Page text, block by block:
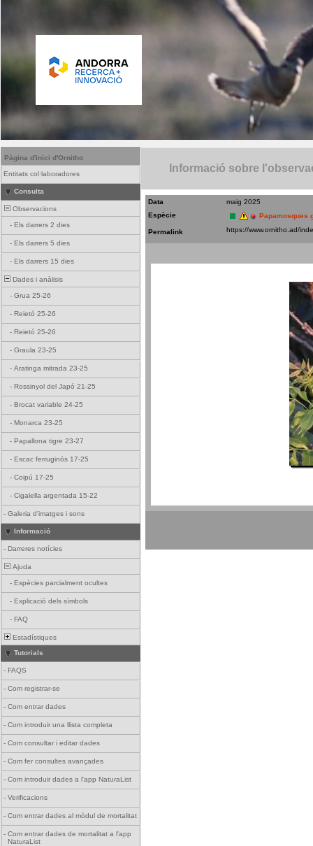
Pàgina d'inici d'Ornitho
Entitats col·laboradores
Consulta
Observacions
- Els darrers 2 dies
- Els darrers 5 dies
- Els darrers 15 dies
Dades i anàlisis
- Grua 25-26
- Reietó 25-26
- Reietó 25-26
- Graula 23-25
- Aratinga mitrada 23-25
- Rossinyol del Japó 21-25
- Brocat variable 24-25
- Monarca 23-25
- Papallona tigre 23-27
- Escac ferruginós 17-25
- Coipú 17-25
- Cigalella argentada 15-22
- Galeria d'imatges i sons
Informació
- Darreres notícies
Ajuda
- Espècies parcialment ocultes
- Explicació dels símbols
- FAQ
Estadístiques
Tutorials
- FAQS
- Com registrar-se
- Com entrar dades
- Com introduir una llista completa
- Com consultar i editar dades
- Com fer consultes avançades
- Com introduir dades a l'app NaturaList
- Verificacions
- Com entrar dades al mòdul de mortalitat
- Com entrar dades de mortalitat a l'app
NaturaList
Informació sobre
Data
maig 2025
Espècie
Papamosques
Permalink